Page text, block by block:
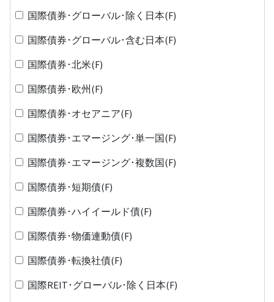
国際債券･グローバル･除く日本(F)
国際債券･グローバル･含む日本(F)
国際債券･北米(F)
国際債券･欧州(F)
国際債券･オセアニア(F)
国際債券･エマージング･単一国(F)
国際債券･エマージング･複数国(F)
国際債券･短期債(F)
国際債券･ハイイールド債(F)
国際債券･物価連動債(F)
国際債券･転換社債(F)
国際REIT･グローバル･除く日本(F)